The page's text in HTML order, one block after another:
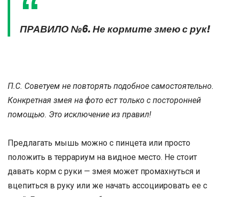
ПРАВИЛО №6. Не кормите змею с рук!
П.С. Советуем не повторять подобное самостоятельно.
Конкретная змея на фото ест только с посторонней
помощью. Это исключение из правил!
Предлагать мышь можно с пинцета или просто
положить в террариум на видное место. Не стоит
давать корм с руки — змея может промахнуться и
вцепиться в руку или же начать ассоциировать ее с